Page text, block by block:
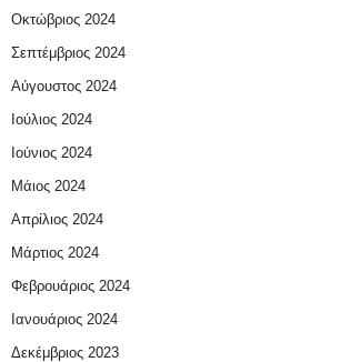
Οκτώβριος 2024
Σεπτέμβριος 2024
Αύγουστος 2024
Ιούλιος 2024
Ιούνιος 2024
Μάιος 2024
Απρίλιος 2024
Μάρτιος 2024
Φεβρουάριος 2024
Ιανουάριος 2024
Δεκέμβριος 2023